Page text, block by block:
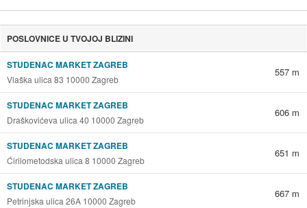
POSLOVNICE U TVOJOJ BLIZINI
STUDENAC MARKET ZAGREB
Vlaška ulica 83 10000 Zagreb
557 m
STUDENAC MARKET ZAGREB
Draškovićeva ulica 40 10000 Zagreb
606 m
STUDENAC MARKET ZAGREB
Ćirilometodska ulica 8 10000 Zagreb
651 m
STUDENAC MARKET ZAGREB
Petrinjska ulica 26A 10000 Zagreb
667 m